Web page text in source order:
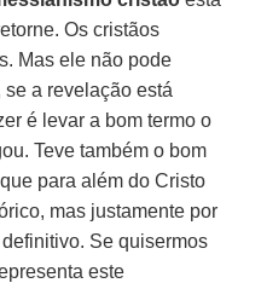
Os cristãos
Mas ele não pode
a revelação está
é levar a bom termo o
Teve também o bom
para além do Cristo
mas justamente por
Se quisermos
este